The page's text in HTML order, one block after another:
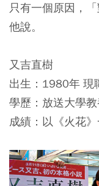
只有一個原因，
他說。
又吉直樹
出生：1980年 現
學歷：放送大學
成績：以《火花